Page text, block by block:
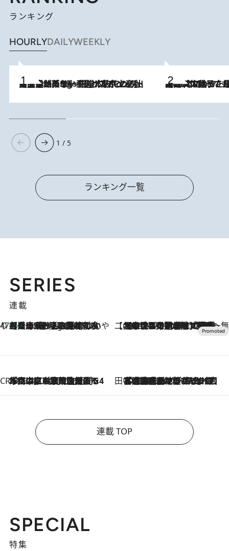
ランキング
HOURLYDAILYWEEKLY
6 Hours Ago
【間違いのない王道・東京土産】資生堂パーラー 銀座本店でのみ出会える銘菓5選《極上プディング・濃厚チーズケーキ・ボンボンショコラほか》 2026.8.5
【阿川佐和子さんの年とる力】なぜ70代で始めた趣味は“こんなに楽しい”のか？ ピアノ、俳句…スランプに陥っても続けられる“ある秘訣”とは
1 / 5
ランキング一覧
SERIES
連載
47都道府県の手みやげ ひんやりスイーツで夏を満喫
6 Hours Ago
【兵庫県】この夏絶対食べたい 冷やしておいしいおやつ3選 淡路島の恵みをジェラートに集約 【CREA×星野リゾート】唯一無二。癒しと発見が待つ場所へ
2026.8.7
【トンボの足水浴】ヒノキの香りに包まれて涼感マックス！約13℃の湧水かけ流しを避暑地「星野温泉 トンボの湯」で体験
CREA'S CHOICE
2026.8.7
「立川にも歌舞伎があるんだよ」 片岡仁左衛門・市川中車ら豪華座組みで4年目の立川立飛歌舞伎へ 田中稲の勝手に再ブーム
2026.8.7
「湘南乃風に憧れて」観客大盛上がりの“タオル回し”に、ラッパー顔負けの高速歌唱まで…さだまさし（74）のアグレッシブすぎる現在地
連載 TOP
SPECIAL
特集